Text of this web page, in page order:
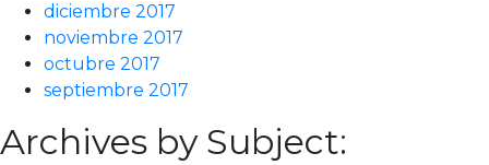
diciembre 2017
noviembre 2017
octubre 2017
septiembre 2017
Archives by Subject: